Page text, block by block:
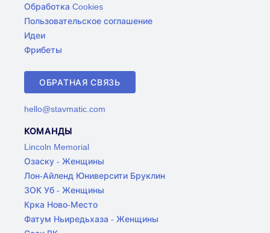
Обработка Cookies
Пользовательское соглашение
Идеи
Фрибеты
ОБРАТНАЯ СВЯЗЬ
hello@stavmatic.com
КОМАНДЫ
Lincoln Memorial
Озаску - Женщины
Лон-Айленд Юниверсити Бруклин
ЗОК Уб - Женщины
Крка Ново-Место
Фатум Ньиредьхаза - Женщины